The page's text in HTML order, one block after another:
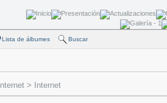
Lista de álbumes Buscar
Internet > Internet